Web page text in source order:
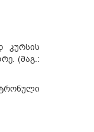
კურსის
(მაგ.: